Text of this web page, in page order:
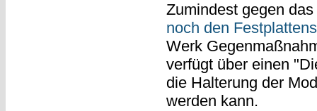
Zumindest gegen
noch den
Werk
verfügt über einen
die Halterung der
werden kann.